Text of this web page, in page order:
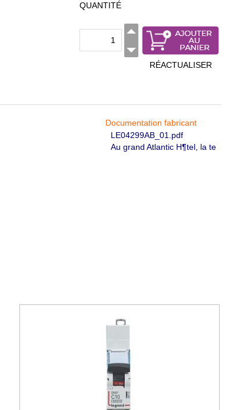
QUANTITÉ
RÉACTUALISER
Documentation fabricant
LE04299AB_01.pdf
Au grand Atlantic H¶tel, la te